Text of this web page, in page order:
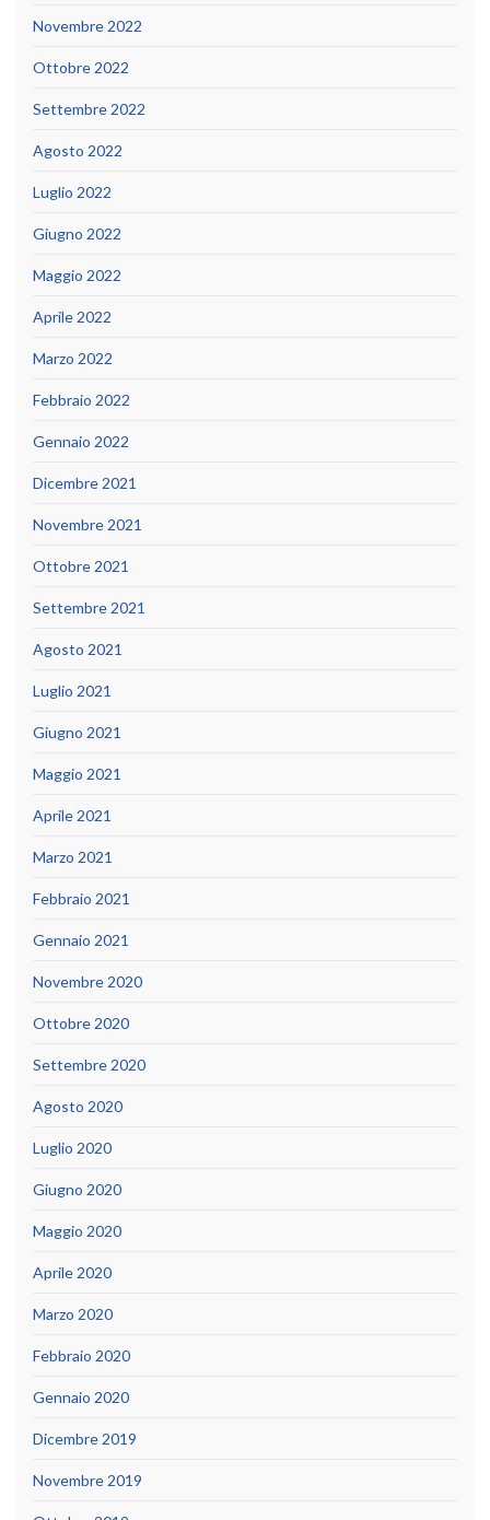
Novembre 2022
Ottobre 2022
Settembre 2022
Agosto 2022
Luglio 2022
Giugno 2022
Maggio 2022
Aprile 2022
Marzo 2022
Febbraio 2022
Gennaio 2022
Dicembre 2021
Novembre 2021
Ottobre 2021
Settembre 2021
Agosto 2021
Luglio 2021
Giugno 2021
Maggio 2021
Aprile 2021
Marzo 2021
Febbraio 2021
Gennaio 2021
Novembre 2020
Ottobre 2020
Settembre 2020
Agosto 2020
Luglio 2020
Giugno 2020
Maggio 2020
Aprile 2020
Marzo 2020
Febbraio 2020
Gennaio 2020
Dicembre 2019
Novembre 2019